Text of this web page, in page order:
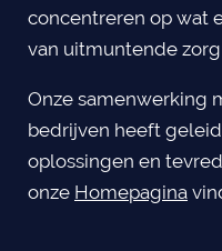
concentreren op wat
van uitmuntende
Onze samenwerking
bedrijven heeft
oplossingen en
onze Homepagina